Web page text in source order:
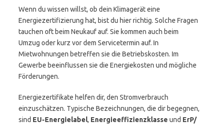
Wenn du wissen willst, ob dein Klimagerät eine
Energiezertifizierung hat, bist du hier richtig. Solche Fragen
tauchen oft beim Neukauf auf. Sie kommen auch beim
Umzug oder kurz vor dem Servicetermin auf. In
Mietwohnungen betreffen sie die Betriebskosten. Im
Gewerbe beeinflussen sie die Energiekosten und mögliche
Förderungen.
Energiezertifikate helfen dir, den Stromverbrauch
einzuschätzen. Typische Bezeichnungen, die dir begegnen,
sind EU-Energielabel, Energieeffizienzklasse und ErP/